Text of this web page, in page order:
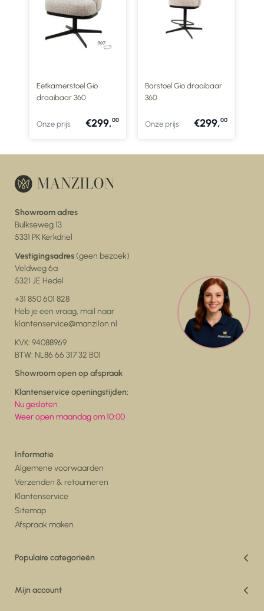
Eetkamerstoel Gio
draaibaar 360
Onze prijs €299,00
Barstoel Gio draaibaar
360
Onze prijs €299,00
Showroom adres
Bulkseweg 13
5331 PK Kerkdriel
Vestigingsadres (geen bezoek)
Veldweg 6a
5321 JE Hedel
+31 850 601 828
Heb je een vraag, mail naar
klantenservice@manzilon.nl
KVK: 94088969
BTW: NL86 66 317 32 B01
Showroom open op afspraak
Klantenservice openingstijden:
Nu gesloten
Weer open maandag om 10:00
Informatie
Algemene voorwaarden
Verzenden & retourneren
Klantenservice
Sitemap
Afspraak maken
Populaire categorieën
Woonkamer
Mijn account